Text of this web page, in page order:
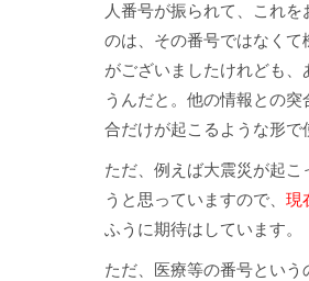
人番号が振られて、これ
のは、その番号ではなく
がございましたけれども
うんだと。他の情報との
合だけが起こるような形で
ただ、例えば大震災が起
うと思っていますので、 現
ふうに期待はしています。
ただ、医療等の番号という